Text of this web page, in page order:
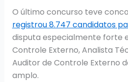
O último concurso teve
registrou 8.747 candidatos
disputa especialmente forte
Controle Externo, Analista
Auditor de Controle Externo
amplo.